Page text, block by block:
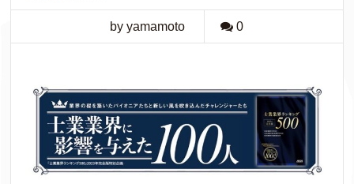
by yamamoto 0